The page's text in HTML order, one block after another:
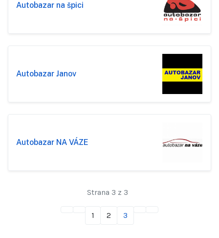
Autobazar na špici
Autobazar Janov
Autobazar NA VÁZE
Strana 3 z 3
1 2 3